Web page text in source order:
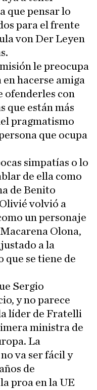
que pensar lo
para el frente
von Der Leyen
le preocupa
hacerse amiga
ofenderles con
que están más
pragmatismo
que ocupa
simpatías o lo
de ella como
de Benito
volvió a
un personaje
Olona,
a la
que se tiene de
Sergio
y no parece
líder de Fratelli
ministra de
La
va ser fácil y
de
proa en la UE